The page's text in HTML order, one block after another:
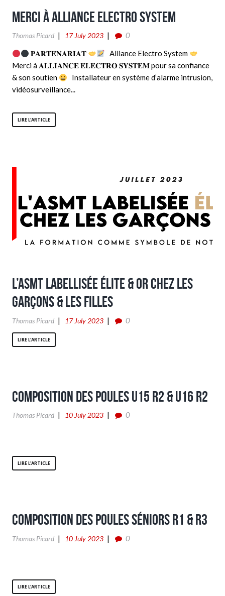
Merci à Alliance Electro System
Thomas Picard 17 July 2023
0
𝐏𝐀𝐑𝐓𝐄𝐍𝐀𝐑𝐈𝐀𝐓
Alliance Electro System
Merci à 𝐀𝐋𝐋𝐈𝐀𝐍𝐂𝐄 𝐄𝐋𝐄𝐂𝐓𝐑𝐎 𝐒𝐘𝐒𝐓𝐄𝐌 pour sa confiance
& son soutien
Installateur en système d’alarme intrusion,
vidéosurveillance...
LIRE L'ARTICLE
L’ASMT labellisée élite & or chez les
garçons & les filles
Thomas Picard 17 July 2023 0
LIRE L'ARTICLE
Composition des poules U15 R2 & U16 R2
Thomas Picard 10 July 2023 0
LIRE L'ARTICLE
Composition des poules séniors R1 & R3
Thomas Picard 10 July 2023 0
LIRE L'ARTICLE